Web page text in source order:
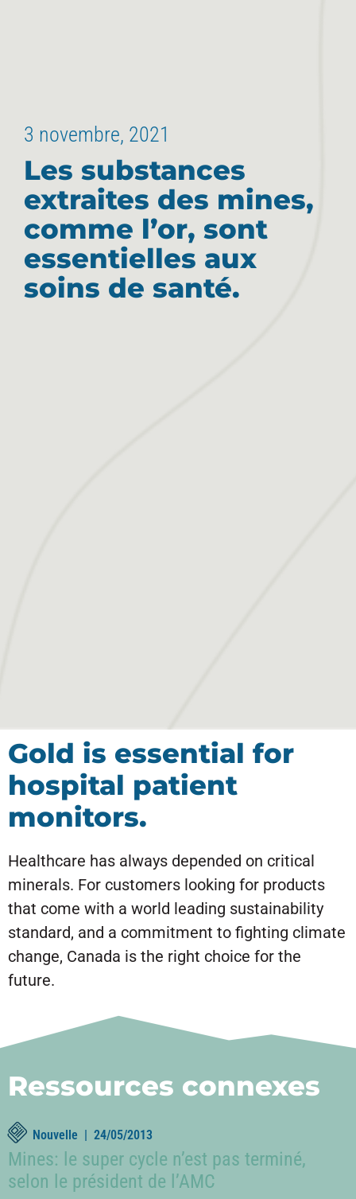
3 novembre, 2021
Les substances
extraites des mines,
comme l’or, sont
essentielles aux
soins de santé.
Gold is essential for
hospital patient
monitors.
Healthcare has always depended on critical
minerals. For customers looking for products
that come with a world leading sustainability
standard, and a commitment to fighting climate
change, Canada is the right choice for the
future.
Ressources connexes
Nouvelle | 24/05/2013
Mines: le super cycle n’est pas terminé,
selon le président de l’AMC